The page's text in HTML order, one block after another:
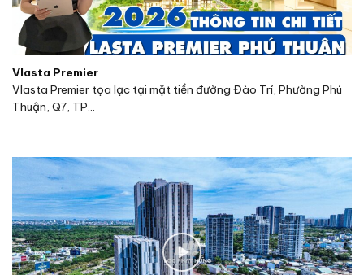
Vlasta Premier
Vlasta Premier tọa lạc tại mặt tiền đường Đào Trí, Phường Phú
Thuận, Q7, TP...